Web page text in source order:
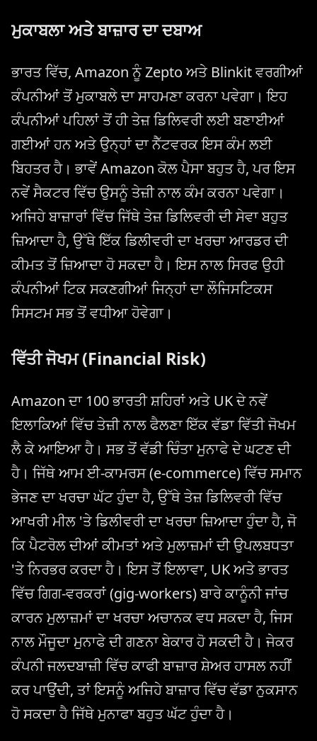
ਮੁਕਾਬਲਾ ਅਤੇ ਬਾਜ਼ਾਰ ਦਾ ਦਬਾਅ
ਭਾਰਤ ਵਿੱਚ, Amazon ਨੂੰ Zepto ਅਤੇ Blinkit ਵਰਗੀਆਂ
ਕੰਪਨੀਆਂ ਤੋਂ ਮੁਕਾਬਲੇ ਦਾ ਸਾਹਮਣਾ ਕਰਨਾ ਪਵੇਗਾ। ਇਹ
ਕੰਪਨੀਆਂ ਪਹਿਲਾਂ ਤੋਂ ਹੀ ਤੇਜ਼ ਡਿਲਿਵਰੀ ਲਈ ਬਣਾਈਆਂ
ਗਈਆਂ ਹਨ ਅਤੇ ਉਨ੍ਹਾਂ ਦਾ ਨੈੱਟਵਰਕ ਇਸ ਕੰਮ ਲਈ
ਬਿਹਤਰ ਹੈ। ਭਾਵੇਂ Amazon ਕੋਲ ਪੈਸਾ ਬਹੁਤ ਹੈ, ਪਰ ਇਸ
ਨਵੇਂ ਸੈਕਟਰ ਵਿੱਚ ਉਸਨੂੰ ਤੇਜ਼ੀ ਨਾਲ ਕੰਮ ਕਰਨਾ ਪਵੇਗਾ।
ਅਜਿਹੇ ਬਾਜ਼ਾਰਾਂ ਵਿੱਚ ਜਿੱਥੇ ਤੇਜ਼ ਡਿਲਿਵਰੀ ਦੀ ਸੇਵਾ ਬਹੁਤ
ਜ਼ਿਆਦਾ ਹੈ, ਉੱਥੇ ਇੱਕ ਡਿਲੀਵਰੀ ਦਾ ਖਰਚਾ ਆਰਡਰ ਦੀ
ਕੀਮਤ ਤੋਂ ਜ਼ਿਆਦਾ ਹੋ ਸਕਦਾ ਹੈ। ਇਸ ਨਾਲ ਸਿਰਫ ਉਹੀ
ਕੰਪਨੀਆਂ ਟਿਕ ਸਕਣਗੀਆਂ ਜਿਨ੍ਹਾਂ ਦਾ ਲੌਜਿਸਟਿਕਸ
ਸਿਸਟਮ ਸਭ ਤੋਂ ਵਧੀਆ ਹੋਵੇਗਾ।
ਵਿੱਤੀ ਜੋਖਮ (Financial Risk)
Amazon ਦਾ 100 ਭਾਰਤੀ ਸ਼ਹਿਰਾਂ ਅਤੇ UK ਦੇ ਨਵੇਂ
ਇਲਾਕਿਆਂ ਵਿੱਚ ਤੇਜ਼ੀ ਨਾਲ ਫੈਲਣਾ ਇੱਕ ਵੱਡਾ ਵਿੱਤੀ ਜੋਖਮ
ਲੈ ਕੇ ਆਇਆ ਹੈ। ਸਭ ਤੋਂ ਵੱਡੀ ਚਿੰਤਾ ਮੁਨਾਫੇ ਦੇ ਘਟਣ ਦੀ
ਹੈ। ਜਿੱਥੇ ਆਮ ਈ-ਕਾਮਰਸ (e-commerce) ਵਿੱਚ ਸਮਾਨ
ਭੇਜਣ ਦਾ ਖਰਚਾ ਘੱਟ ਹੁੰਦਾ ਹੈ, ਉੱਥੇ ਤੇਜ਼ ਡਿਲਿਵਰੀ ਵਿੱਚ
ਆਖਰੀ ਮੀਲ 'ਤੇ ਡਿਲੀਵਰੀ ਦਾ ਖਰਚਾ ਜ਼ਿਆਦਾ ਹੁੰਦਾ ਹੈ, ਜੋ
ਕਿ ਪੈਟਰੋਲ ਦੀਆਂ ਕੀਮਤਾਂ ਅਤੇ ਮੁਲਾਜ਼ਮਾਂ ਦੀ ਉਪਲਬਧਤਾ
'ਤੇ ਨਿਰਭਰ ਕਰਦਾ ਹੈ। ਇਸ ਤੋਂ ਇਲਾਵਾ, UK ਅਤੇ ਭਾਰਤ
ਵਿੱਚ ਗਿਗ-ਵਰਕਰਾਂ (gig-workers) ਬਾਰੇ ਕਾਨੂੰਨੀ ਜਾਂਚ
ਕਾਰਨ ਮੁਲਾਜ਼ਮਾਂ ਦਾ ਖਰਚਾ ਅਚਾਨਕ ਵਧ ਸਕਦਾ ਹੈ, ਜਿਸ
ਨਾਲ ਮੌਜੂਦਾ ਮੁਨਾਫੇ ਦੀ ਗਣਨਾ ਬੇਕਾਰ ਹੋ ਸਕਦੀ ਹੈ। ਜੇਕਰ
ਕੰਪਨੀ ਜਲਦਬਾਜ਼ੀ ਵਿੱਚ ਕਾਫੀ ਬਾਜ਼ਾਰ ਸ਼ੇਅਰ ਹਾਸਲ ਨਹੀਂ
ਕਰ ਪਾਉਂਦੀ, ਤਾਂ ਇਸਨੂੰ ਅਜਿਹੇ ਬਾਜ਼ਾਰ ਵਿੱਚ ਵੱਡਾ ਨੁਕਸਾਨ
ਹੋ ਸਕਦਾ ਹੈ ਜਿੱਥੇ ਮੁਨਾਫਾ ਬਹੁਤ ਘੱਟ ਹੁੰਦਾ ਹੈ।